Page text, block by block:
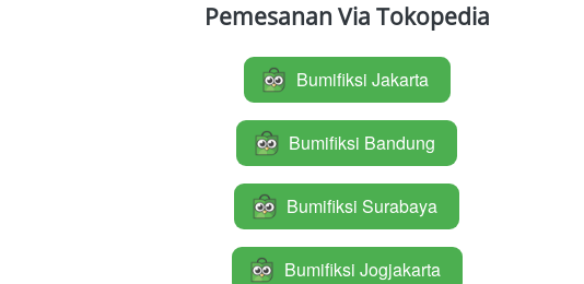
Pemesanan Via Tokopedia
` Bumifiksi Jakarta
` Bumifiksi Bandung
` Bumifiksi Surabaya
` Bumifiksi Jogjakarta